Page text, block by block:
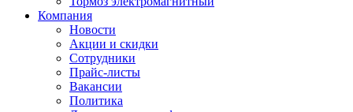
Компания
Новости
Акции и скидки
Сотрудники
Прайс-листы
Вакансии
Политика